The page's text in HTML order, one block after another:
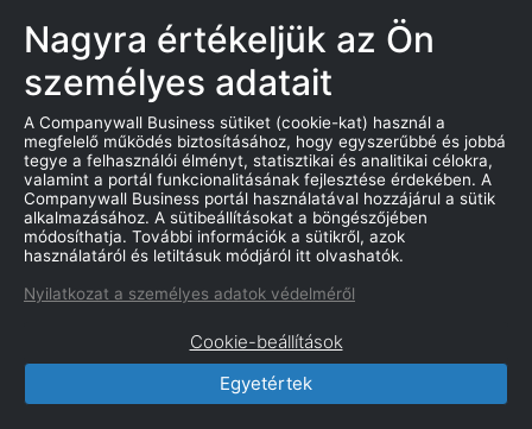
Alapítás dátuma
2016. 12. 02.
Tevékenység kódja
855301 - Járművezető-képzés;
Leaflet |© OpenStreetMap contributors
KAPCSOLATOK
CompanyWall Business © 2026
Felhasználási feltétek | Adatvédelmi szabályzat
Nagyra értékeljük az Ön
személyes adatait
A Companywall Business sütiket (cookie-kat) használ a
megfelelő működés biztosításához, hogy egyszerűbbé és jobbá
tegye a felhasználói élményt, statisztikai és analitikai célokra,
valamint a portál funkcionalitásának fejlesztése érdekében. A
Companywall Business portál használatával hozzájárul a sütik
alkalmazásához. A sütibeállításokat a böngészőjében
módosíthatja. További információk a sütikről, azok
használatáról és letiltásuk módjáról itt olvashatók.
Nyilatkozat a személyes adatok védelméről
Cookie-beállítások
Egyetértek